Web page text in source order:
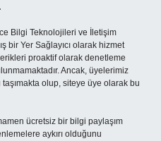
Bilgi Teknolojileri ve İletişim
bir Yer Sağlayıcı olarak hizmet
proaktif olarak denetleme
Ancak, üyelerimiz
olup, siteye üye olarak bu
ücretsiz bir bilgi paylaşım
aykırı olduğunu